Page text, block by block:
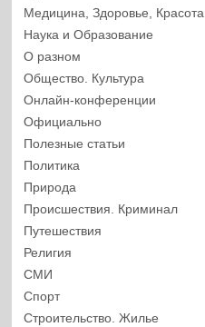
Медицина, Здоровье, Красота
Наука и Образование
О разном
Общество. Культура
Онлайн-конференции
Официально
Полезные статьи
Политика
Природа
Происшествия. Криминал
Путешествия
Религия
СМИ
Спорт
Строительство. Жилье